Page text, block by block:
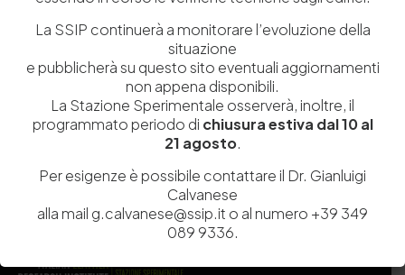
Napoli
Il guanto fa da sempre parte della nostra storia, delle
nostre tradizioni. Dalla mitologia, che…
Admin_dev2 0 0
La SSIP continuerà a monitorare l’evoluzione della
situazione
e pubblicherà su questo sito eventuali aggiornamenti
non appena disponibili.
La Stazione Sperimentale osserverà, inoltre, il
programmato periodo di chiusura estiva dal 10 al
21 agosto.
Per esigenze è possibile contattare il Dr. Gianluigi
Calvanese
alla mail g.calvanese@ssip.it o al numero +39 349
089 9336.